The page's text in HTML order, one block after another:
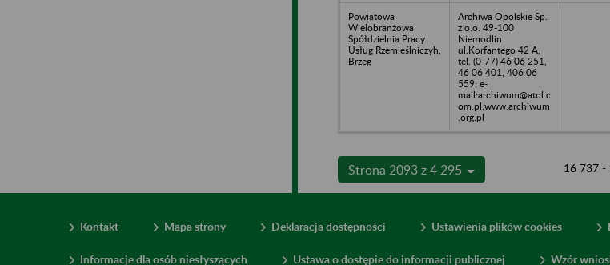
Powiatowa
Wielobranżowa
Spółdzielnia Pracy
Usług Rzemieślniczyh,
Brzeg
Archiwa Opolskie Sp.
z o.o. 49-100
Niemodlin
ul.Korfantego 42 A,
tel. (0-77) 46 06 251,
46 06 401, 406 06
559; e-
mail:archiwum@atol.c
om.pl;www.archiwum
.org.pl
Strona 2093 z 4 295 16 737 -
Kontakt Mapa strony Deklaracja dostępności Ustawienia plików cookies
Informacje dla osób niesłyszących Ustawa o dostępie do informacji publicznej Wzór